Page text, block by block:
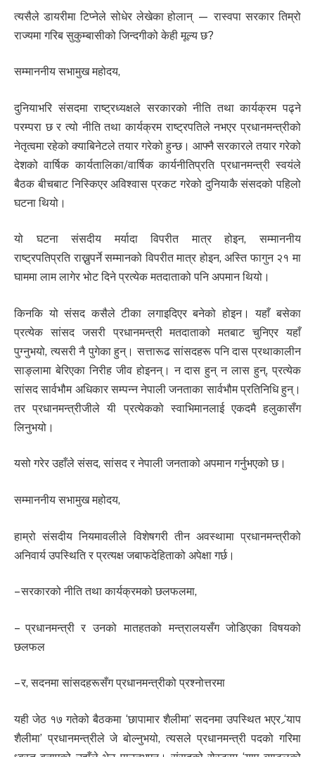
त्यसैले डायरीमा टिप्नेले सोधेर लेखेका होलान् — रास्वपा सरकार तिम्रो
राज्यमा गरिब सुकुम्बासीको जिन्दगीको केही मूल्य छ?
सम्माननीय सभामुख महोदय,
दुनियाभरि संसदमा राष्ट्रध्यक्षले सरकारको नीति तथा कार्यक्रम पढ्ने
परम्परा छ र त्यो नीति तथा कार्यक्रम राष्ट्रपतिले नभएर प्रधानमन्त्रीको
नेतृत्वमा रहेको क्याबिनेटले तयार गरेको हुन्छ। आफ्नै सरकारले तयार गरेको
देशको वार्षिक कार्यतालिका/वार्षिक कार्यनीतिप्रति प्रधानमन्त्री स्वयंले
बैठक बीचबाट निस्किएर अविश्वास प्रकट गरेको दुनियाकै संसदको पहिलो
घटना थियो।
यो घटना संसदीय मर्यादा विपरीत मात्र होइन, सम्माननीय
राष्ट्रपतिप्रति राख्नुपर्ने सम्मानको विपरीत मात्र होइन, अस्ति फागुन २१ मा
घाममा लाम लागेर भोट दिने प्रत्येक मतदाताको पनि अपमान थियो।
किनकि यो संसद कसैले टीका लगाइदिएर बनेको होइन। यहाँ बसेका
प्रत्येक सांसद जसरी प्रधानमन्त्री मतदाताको मतबाट चुनिएर यहाँ
पुग्नुभयो, त्यसरी नै पुगेका हुन्। सत्तारूढ सांसदहरू पनि दास प्रथाकालीन
साङ्लामा बेरिएका निरीह जीव होइनन्। न दास हुन् न लास हुन्, प्रत्येक
सांसद सार्वभौम अधिकार सम्पन्न नेपाली जनताका सार्वभौम प्रतिनिधि हुन्।
तर प्रधानमन्त्रीजीले यी प्रत्येकको स्वाभिमानलाई एकदमै हलुकासँग
लिनुभयो।
यसो गरेर उहाँले संसद, सांसद र नेपाली जनताको अपमान गर्नुभएको छ।
सम्माननीय सभामुख महोदय,
हाम्रो संसदीय नियमावलीले विशेषगरी तीन अवस्थामा प्रधानमन्त्रीको
अनिवार्य उपस्थिति र प्रत्यक्ष जबाफदेहिताको अपेक्षा गर्छ।
– सरकारको नीति तथा कार्यक्रमको छलफलमा,
– प्रधानमन्त्री र उनको मातहतको मन्त्रालयसँग जोडिएका विषयको
छलफल
– र, सदनमा सांसदहरूसँग प्रधानमन्त्रीको प्रश्नोत्तरमा
यही जेठ १७ गतेको बैठकमा ‘छापामार शैलीमा’ सदनमा उपस्थित भएर ‘र्‍याप
शैलीमा’ प्रधानमन्त्रीले जे बोल्नुभयो, त्यसले प्रधानमन्त्री पदको गरिमा